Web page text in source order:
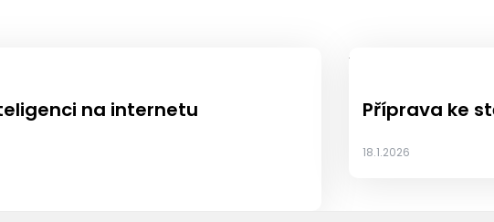
na internetu
Příprava ke
18.1.2026